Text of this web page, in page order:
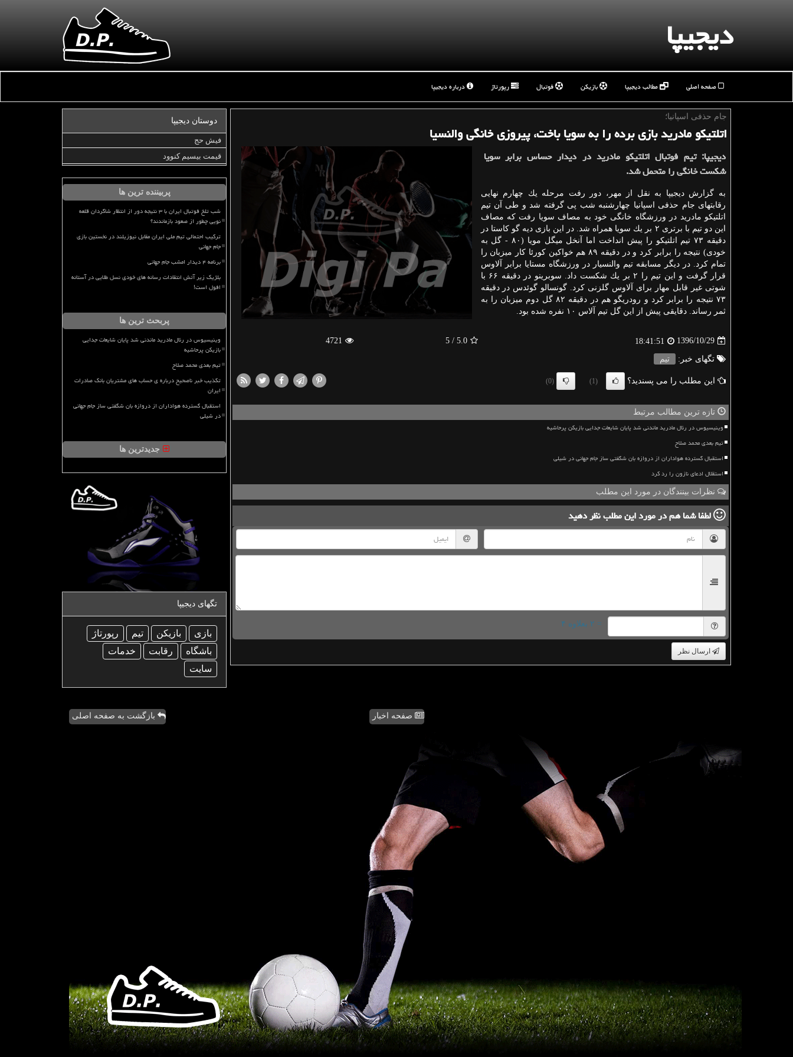
دیجیپا
صفحه اصلی مطالب دیجیپا بازیکن فوتبال رپورتاژ درباره دیجیپا
جام حذفی اسپانیا؛
اتلتیكو مادرید بازی برده را به سویا باخت، پیروزی خانگی والنسیا
دیجیپا: تیم فوتبال اتلتیكو مادرید در دیدار حساس برابر سویا
شكست خانگی را متحمل شد.
به گزارش دیجیپا به نقل از مهر، دور رفت مرحله یك چهارم نهایی
رقابتهای جام حذفی اسپانیا چهارشنبه شب پی گرفته شد و طی آن تیم
اتلتیكو مادرید در ورزشگاه خانگی خود به مصاف سویا رفت كه مصاف
این دو تیم با برتری ۲ بر یك سویا همراه شد. در این بازی دیه گو كاستا در
دقیقه ۷۳ تیم اتلتیكو را پیش انداخت اما آنخل میگل مویا (۸۰ - گل به
خودی) نتیجه را برابر كرد و در دقیقه ۸۹ هم خواكین كورئا كار میزبان را
تمام كرد. در دیگر مسابقه تیم والنسیار در ورزشگاه مستایا برابر آلاوس
قرار گرفت و این تیم را ۲ بر یك شكست داد. سوبرینو در دقیقه ۶۶ با
شوتی غیر قابل مهار برای آلاوس گلزنی كرد. گونسالو گوئدس در دقیقه
۷۳ نتیجه را برابر كرد و رودریگو هم در دقیقه ۸۲ گل دوم میزبان را به
ثمر رساند. دقایقی پیش از این گل تیم آلاس ۱۰ نفره شده بود.
1396/10/29
18:41:51
5.0
/ 5
4721
تگهای خبر: تیم
این مطلب را می پسندید؟ (1)
(0)
تازه ترین مطالب مرتبط
وینیسیوس در رئال مادرید ماندنی شد پایان شایعات جدایی بازیکن پرحاشیه
تیم بعدی محمد صلاح
استقبال گسترده هواداران از دروازه بان شگفتی ساز جام جهانی در شیلی
استقلال ادعای نازون را رد کرد
نظرات بینندگان در مورد این مطلب
لطفا شما همدر مورد این مطلبنظر دهید
= ۲ بعلاوه ۴
ارسال نظر
دوستان دیجیپا
فیش حج
قیمت بیسیم کنوود
پربیننده ترین ها
شب تلخ فوتبال ایران با ۳ نتیجه دور از انتظار شاگردان قلعه
نویی چطور از صعود بازماندند؟
ترکیب احتمالی تیم ملی ایران مقابل نیوزیلند در نخستین بازی
جام جهانی
برنامه ۴ دیدار امشب جام جهانی
بلژیک زیر آتش انتقادات رسانه های خودی نسل طلایی در آستانه
افول است!
پربحث ترین ها
وینیسیوس در رئال مادرید ماندنی شد پایان شایعات جدایی
بازیکن پرحاشیه
تیم بعدی محمد صلاح
تکذیب خبر ناصحیح درباره ی حساب های مشتریان بانک صادرات
ایران
استقبال گسترده هواداران از دروازه بان شگفتی ساز جام جهانی
در شیلی
جدیدترین ها
تگهای دیجیپا
بازی بازیكن تیم
رپورتاژ
باشگاه
رقابت
خدمات
سایت
صفحه اخبار بازگشت به صفحه اصلی